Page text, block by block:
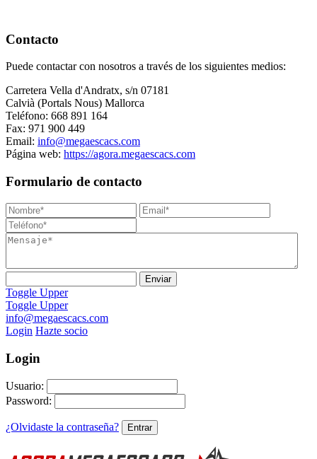
Contacto
Puede contactar con nosotros a través de los siguientes medios:
Carretera Vella d'Andratx, s/n 07181
Calvià (Portals Nous) Mallorca
Teléfono: 668 891 164
Fax: 971 900 449
Email: info@megaescacs.com
Página web: https://agora.megaescacs.com
Formulario de contacto
Toggle Upper
Toggle Upper
info@megaescacs.com
Login Hazte socio
Login
Usuario:
Password:
¿Olvidaste la contraseña?